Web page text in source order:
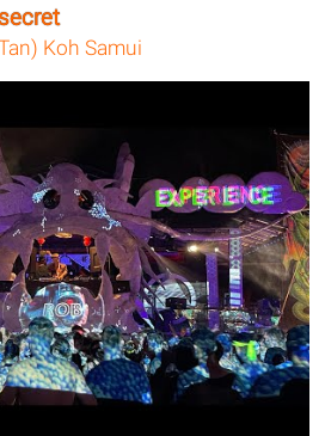
Koh Samui